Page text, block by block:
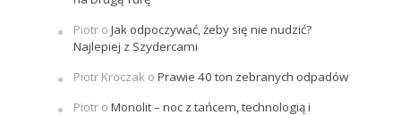
Piotro Jak odpoczywać, żeby się nie nudzić?
Najlepiej z Szydercami
Piotr Kroczako Prawie 40 ton zebranych odpadów
Piotro Monolit – noc z tańcem, technologią i